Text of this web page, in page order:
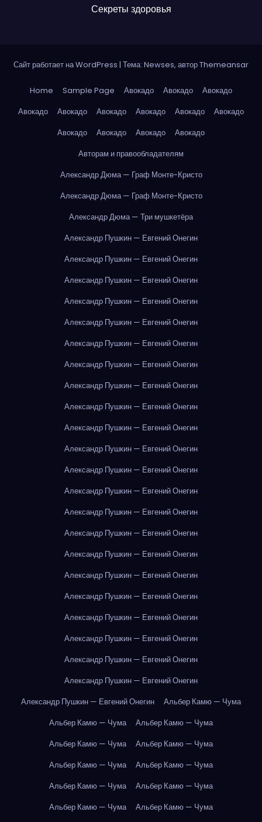
Секреты здоровья
Сайт работает на WordPress | Тема: Newses, авторThemeansar
Home Sample Page Авокадо Авокадо
Авокадо
Авокадо
Авокадо Авокадо Авокадо Авокадо
Авокадо
Авокадо
Авокадо Авокадо
Авокадо
Авторам и правообладателям
Александр Дюма — Граф Монте-Кристо
Александр Дюма — Граф Монте-Кристо
Александр Дюма — Три мушкетёра
Александр Пушкин — Евгений Онегин
Александр Пушкин — Евгений Онегин
Александр Пушкин — Евгений Онегин
Александр Пушкин — Евгений Онегин
Александр Пушкин — Евгений Онегин
Александр Пушкин — Евгений Онегин
Александр Пушкин — Евгений Онегин
Александр Пушкин — Евгений Онегин
Александр Пушкин — Евгений Онегин
Александр Пушкин — Евгений Онегин
Александр Пушкин — Евгений Онегин
Александр Пушкин — Евгений Онегин
Александр Пушкин — Евгений Онегин
Александр Пушкин — Евгений Онегин
Александр Пушкин — Евгений Онегин
Александр Пушкин — Евгений Онегин
Александр Пушкин — Евгений Онегин
Александр Пушкин — Евгений Онегин
Александр Пушкин — Евгений Онегин
Александр Пушкин — Евгений Онегин
Александр Пушкин — Евгений Онегин
Александр Пушкин — Евгений Онегин
Александр Пушкин — Евгений Онегин
Альбер Камю — Чума
Альбер Камю — Чума
Альбер Камю — Чума
Альбер Камю — Чума
Альбер Камю — Чума
Альбер Камю — Чума
Альбер Камю — Чума
Альбер Камю — Чума
Альбер Камю — Чума
Альбер Камю — Чума
Альбер Камю — Чума